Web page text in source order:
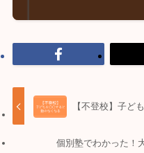
【不登校】子ど
個別塾でわかった！